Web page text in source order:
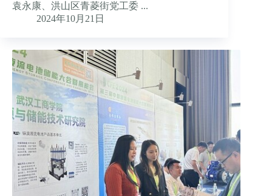
袁永康、洪山区青菱街党工委 ...
2024年10月21日